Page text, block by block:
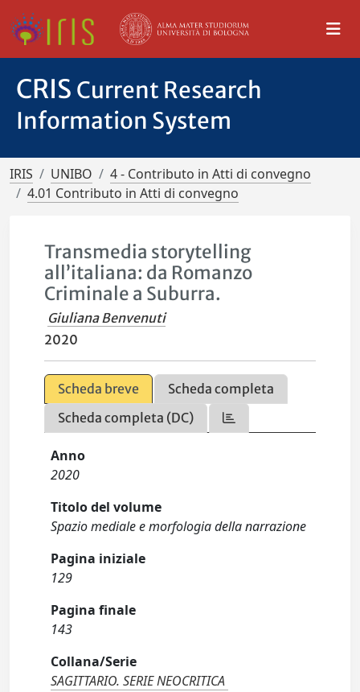
CRIS Current Research
Information System
IRIS UNIBO
4 - Contributo in Atti di convegno
4.01 Contributo in Atti di convegno
Transmedia storytelling
all’italiana: da Romanzo
Criminale a Suburra.
Giuliana Benvenuti
2020
Scheda breve
Scheda completa
Scheda completa (DC)
Anno
2020
Titolo del volume
Spazio mediale e morfologia della narrazione
Pagina iniziale
129
Pagina finale
143
Collana/Serie
SAGITTARIO. SERIE NEOCRITICA